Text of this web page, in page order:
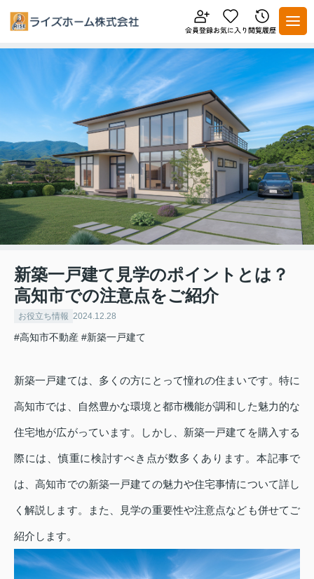
新築一戸建て見学のポイントとは？
高知市での注意点をご紹介
お役立ち情報 2024.12.28
#高知市不動産 #新築一戸建て
新築一戸建ては、多くの方にとって憧れの住まいです。特に
高知市では、自然豊かな環境と都市機能が調和した魅力的な
住宅地が広がっています。しかし、新築一戸建てを購入する
際には、慎重に検討すべき点が数多くあります。本記事で
は、高知市での新築一戸建ての魅力や住宅事情について詳し
く解説します。また、見学の重要性や注意点なども併せてご
紹介します。